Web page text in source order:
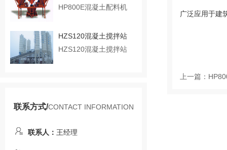
HP800E混凝土配料机
HZS120混凝土搅拌站
HZS120混凝土搅拌站
联系方式/CONTACT INFORMATION
联系人： 王经理
广泛应用于建
上一篇：